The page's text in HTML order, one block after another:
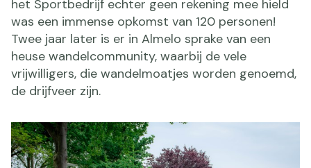
het Sportbedrijf echter geen rekening mee hield
was een immense opkomst van 120 personen!
Twee jaar later is er in Almelo sprake van een
heuse wandelcommunity, waarbij de vele
vrijwilligers, die wandelmoatjes worden genoemd,
de drijfveer zijn.